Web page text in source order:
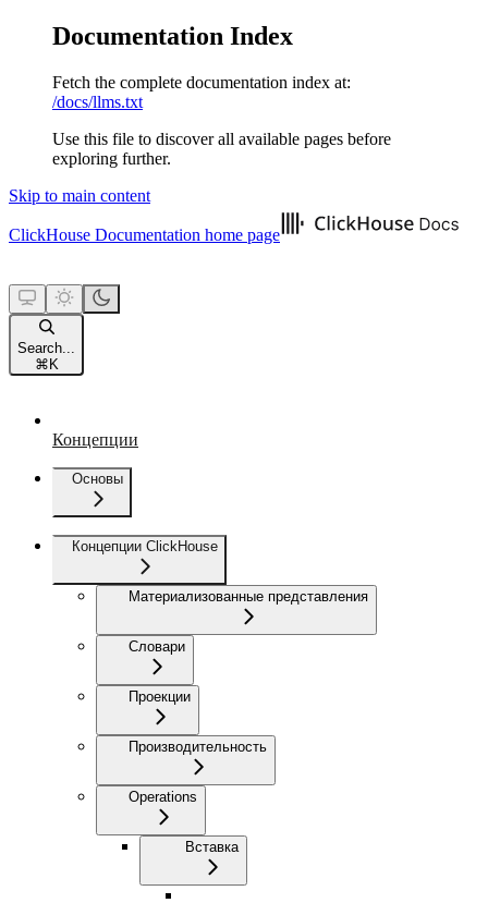
Documentation Index
Fetch the complete documentation index at:
/docs/llms.txt
Use this file to discover all available pages before
exploring further.
Skip to main content
ClickHouse Documentation home page
Search...
⌘ K
Концепции
Основы
Концепции ClickHouse
Материализованные представления
Словари
Проекции
Производительность
Operations
Вставка